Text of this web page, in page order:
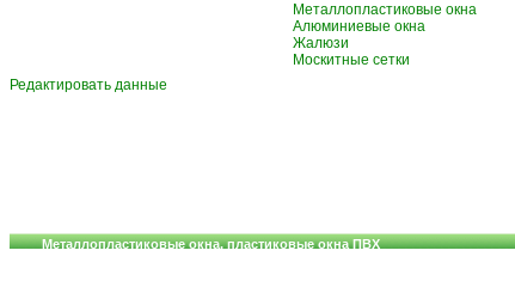
Металлопластиковые окна
Алюминиевые окна
Жалюзи
Москитные сетки
Редактировать данные
Металлопластиковые окна, пластиковые окна ПВХ